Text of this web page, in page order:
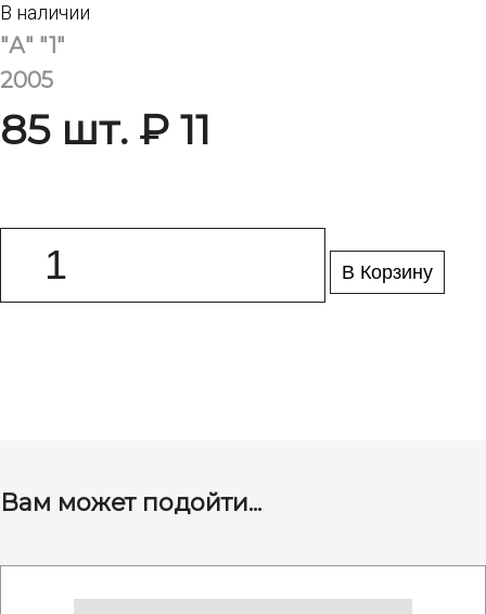
В наличии
"А" "1"
2005
85 шт. ₽ 11
В Корзину
Вам может подойти...